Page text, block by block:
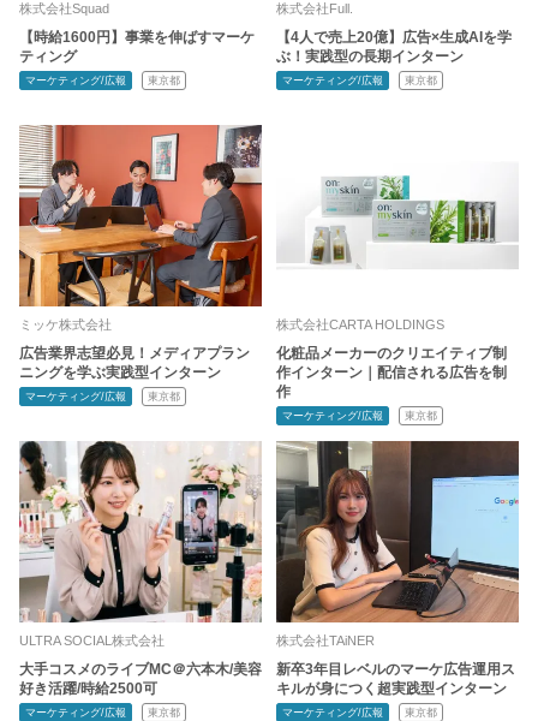
株式会社Squad
【時給1600円】事業を伸ばすマーケ
ティング
マーケティング/広報 東京都
株式会社Full.
【4人で売上20億】広告×生成AIを学
ぶ！実践型の長期インターン
マーケティング/広報 東京都
ミッケ株式会社
広告業界志望必見！メディアプラン
ニングを学ぶ実践型インターン
マーケティング/広報 東京都
株式会社CARTA HOLDINGS
化粧品メーカーのクリエイティブ制
作インターン｜配信される広告を制
作
マーケティング/広報 東京都
ULTRA SOCIAL株式会社
大手コスメのライブMC＠六本木/美容
好き活躍/時給2500可
マーケティング/広報 東京都
株式会社TAiNER
新卒3年目レベルのマーケ広告運用ス
キルが身につく超実践型インターン
マーケティング/広報 東京都